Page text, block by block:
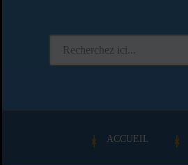
ACCUEIL